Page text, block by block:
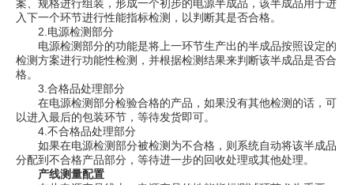
案、规格进行组装，形成一个初步的电源半成品，该半成品用于进
入下一个环节进行性能指标检测，以判断其是否合格。
2.电源检测部分
电源检测部分的功能是将上一环节生产出的半成品按照设定的
检测方案进行功能性检测，并根据检测结果来判断该半成品是否合
格。
3.合格品处理部分
在电源检测部分检验合格的产品，如果没有其他检测的话，可
以进入最后的包装环节，等待发货即可。
4.不合格品处理部分
如果在电源检测部分被检测为不合格，则系统自动将该半成品
分配到不合格产品部分，等待进一步的回收处理或其他处理。
产线测量配置